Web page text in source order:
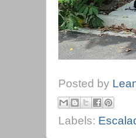
Posted by
Labels: